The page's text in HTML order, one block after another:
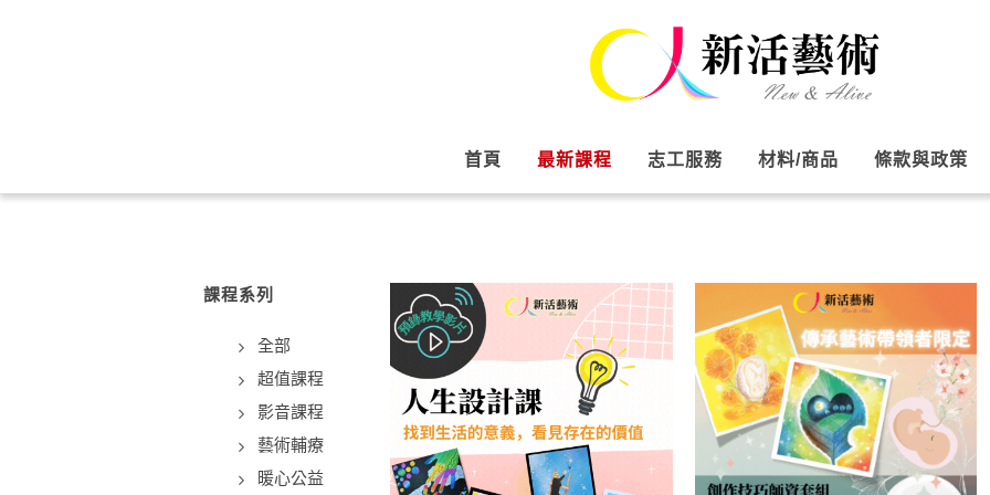
首頁 最新課程 志工服務 材料/商品 條款與政策
課程系列
全部
超值課程
影音課程
藝術輔療
暖心公益